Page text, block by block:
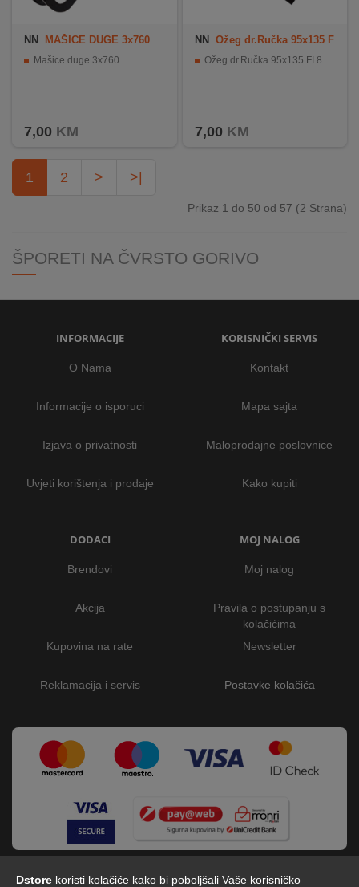
Dstore koristi kolačiće kako bi poboljšali Vaše korisničko
NN MAŠICE DUGE 3x760
Mašice duge 3x760
7,00 KM
NN Ožeg dr.Ručka 95x135 F
Ožeg dr.Ručka 95x135 FI 8
7,00 KM
1 2 > >|
Prikaz 1 do 50 od 57 (2 Strana)
ŠPORETI NA ČVRSTO GORIVO
INFORMACIJE
O Nama
Informacije o isporuci
Izjava o privatnosti
Uvjeti korištenja i prodaje
KORISNIČKI SERVIS
Kontakt
Mapa sajta
Maloprodajne poslovnice
Kako kupiti
DODACI
Brendovi
Akcija
Kupovina na rate
Reklamacija i servis
MOJ NALOG
Moj nalog
Pravila o postupanju s
kolačićima
Newsletter
Postavke kolačića